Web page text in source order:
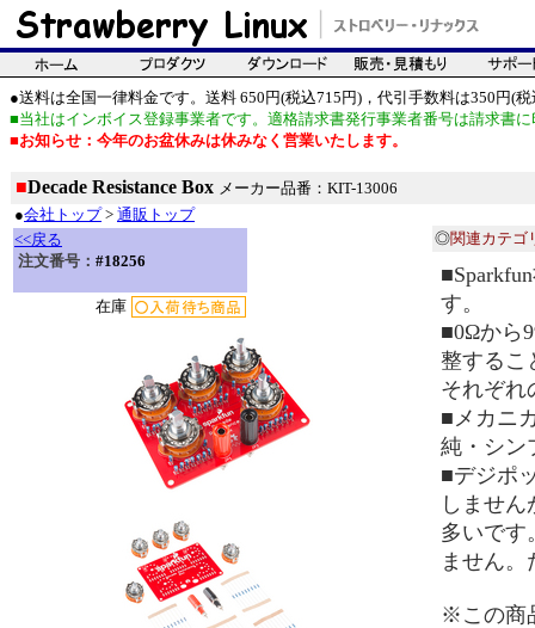
●送料は全国一律料金です。送料 650円(税込715円)，代引手数料は350円(税
■当社はインボイス登録事業者です。適格請求書発行事業者番号は請求書
■お知らせ：今年のお盆休みは休みなく営業いたします。
■Decade Resistance Box メーカー品番：KIT-13006
●会社トップ> 通販トップ
<<戻る
注文番号： #18256
在庫
◎関連カテゴ
す。
■0Ωから
整するこ
それぞれ
■メカニ
純・シン
■デジポ
しませ
多いです
ません
※この商